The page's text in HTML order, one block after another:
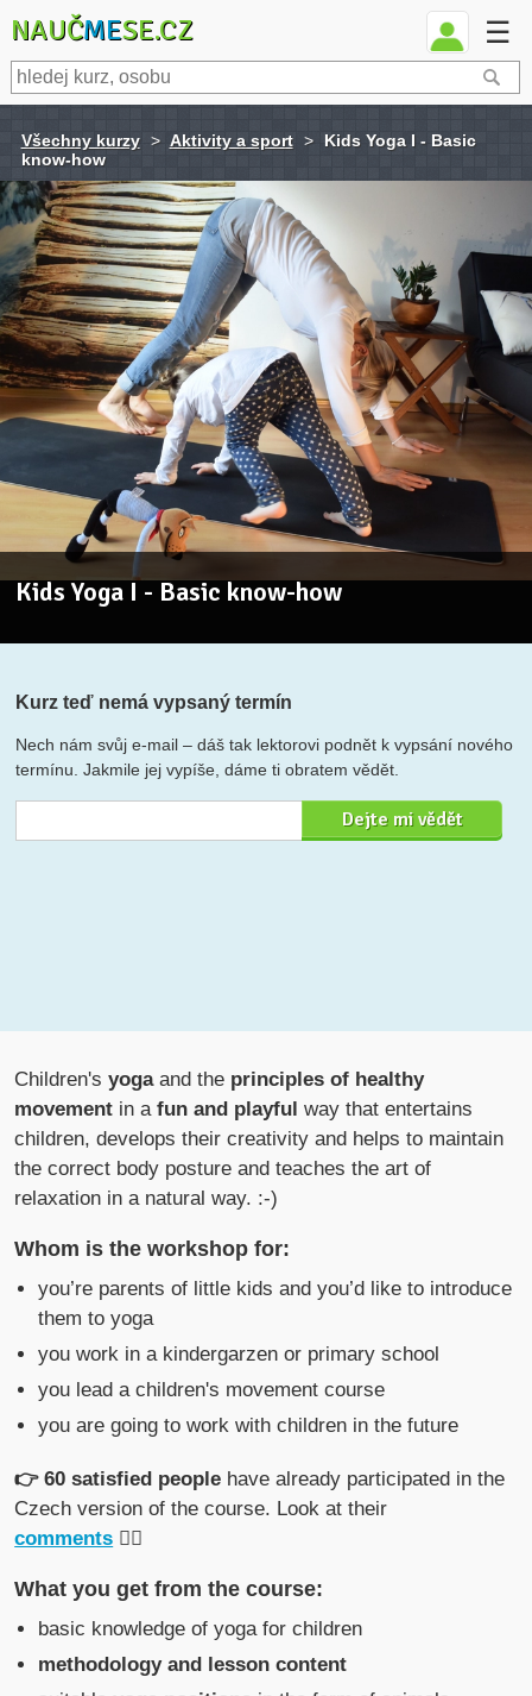
NAUČMESE.CZ ☰
Všechny kurzy > Aktivity a sport >
Kids Yoga I - Basic
know-how
Kids Yoga I - Basic know-how
Kurz teď nemá vypsaný termín
Nech nám svůj e-mail – dáš tak lektorovi podnět k vypsání nového
termínu. Jakmile jej vypíše, dáme ti obratem vědět.
Children'syogaand the principles of healthy
movement in afun and playful way that entertains
children, develops their creativity and helps to maintain
the correct body posture and teaches the art of
relaxation in a natural way. :-)
Whom is the workshop for:
you’re parents of little kids and you’d like to introduce
them to yoga
you work in a kindergarzen or primary school
you lead a children's movement course
you are going to work with children in the future
👉 60 satisfied people have already participated in the
Czech version of the course. Look at their
comments 🙋‍♀️
What you get from the course:
basic knowledge of yoga for children
methodology and lesson content